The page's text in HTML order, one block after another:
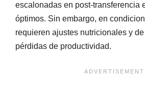
escalonadas en post-transferencia
óptimos. Sin embargo, en
requieren ajustes nutricionales y
pérdidas de productividad.